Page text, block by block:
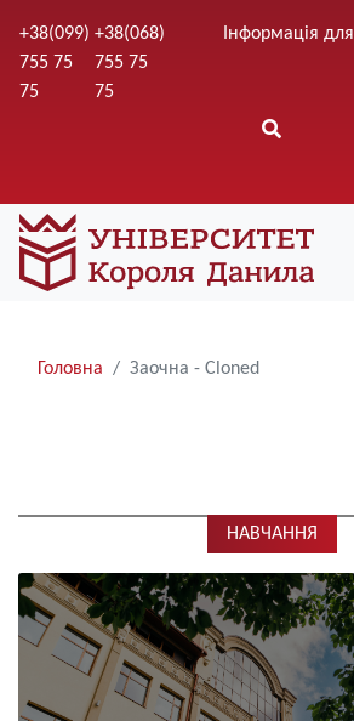
до
+38(099)
755 75
75
+38(068)
755 75
75
Інформація для
Рядки
Головна Заочна - Cloned
НАВЧАННЯ